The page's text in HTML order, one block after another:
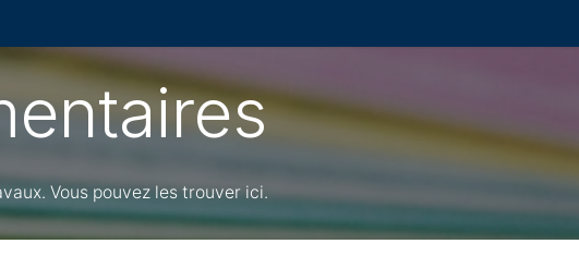
Vous pouvez les trouver ici.